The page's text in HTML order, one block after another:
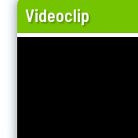
Videoclip